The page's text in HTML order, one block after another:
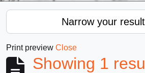
Narrow your
Print preview Close
Showing 1